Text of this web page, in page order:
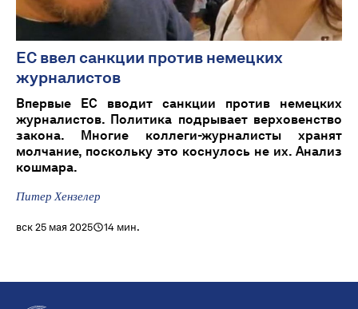
ЕС ввел санкции против немецких
журналистов
Впервые ЕС вводит санкции против немецких
журналистов. Политика подрывает верховенство
закона. Многие коллеги-журналисты хранят
молчание, поскольку это коснулось не их. Анализ
кошмара.
Питер Хензелер
вск 25 мая 2025 14 мин.